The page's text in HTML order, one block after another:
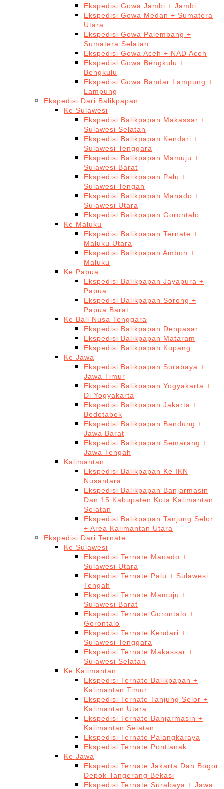
Ekspedisi Gowa Jambi + Jambi
Ekspedisi Gowa Medan + Sumatera
Utara
Ekspedisi Gowa Palembang +
Sumatera Selatan
Ekspedisi Gowa Aceh + NAD Aceh
Ekspedisi Gowa Bengkulu +
Bengkulu
Ekspedisi Gowa Bandar Lampung +
Lampung
Ekspedisi Dari Balikpapan
Ke Sulawesi
Ekspedisi Balikpapan Makassar +
Sulawesi Selatan
Ekspedisi Balikpapan Kendari +
Sulawesi Tenggara
Ekspedisi Balikpapan Mamuju +
Sulawesi Barat
Ekspedisi Balikpapan Palu +
Sulawesi Tengah
Ekspedisi Balikpapan Manado +
Sulawesi Utara
Ekspedisi Balikpapan Gorontalo
Ke Maluku
Ekspedisi Balikpapan Ternate +
Maluku Utara
Ekspedisi Balikpapan Ambon +
Maluku
Ke Papua
Ekspedisi Balikpapan Jayapura +
Papua
Ekspedisi Balikpapan Sorong +
Papua Barat
Ke Bali Nusa Tenggara
Ekspedisi Balikpapan Denpasar
Ekspedisi Balikpapan Mataram
Ekspedisi Balikpapan Kupang
Ke Jawa
Ekspedisi Balikpapan Surabaya +
Jawa Timur
Ekspedisi Balikpapan Yogyakarta +
Di Yogyakarta
Ekspedisi Balikpapan Jakarta +
Bodetabek
Ekspedisi Balikpapan Bandung +
Jawa Barat
Ekspedisi Balikpapan Semarang +
Jawa Tengah
Kalimantan
Ekspedisi Balikpapan Ke IKN
Nusantara
Ekspedisi Balikpapan Banjarmasin
Dan 15 Kabupaten Kota Kalimantan
Selatan
Ekspedisi Balikpapan Tanjung Selor
+ Area Kalimantan Utara
Ekspedisi Dari Ternate
Ke Sulawesi
Ekspedisi Ternate Manado +
Sulawesi Utara
Ekspedisi Ternate Palu + Sulawesi
Tengah
Ekspedisi Ternate Mamuju +
Sulawesi Barat
Ekspedisi Ternate Gorontalo +
Gorontalo
Ekspedisi Ternate Kendari +
Sulawesi Tenggara
Ekspedisi Ternate Makassar +
Sulawesi Selatan
Ke Kalimantan
Ekspedisi Ternate Balikpapan +
Kalimantan Timur
Ekspedisi Ternate Tanjung Selor +
Kalimantan Utara
Ekspedisi Ternate Banjarmasin +
Kalimantan Selatan
Ekspedisi Ternate Palangkaraya
Ekspedisi Ternate Pontianak
Ke Jawa
Ekspedisi Ternate Jakarta Dan Bogor
Depok Tangerang Bekasi
Ekspedisi Ternate Surabaya + Jawa